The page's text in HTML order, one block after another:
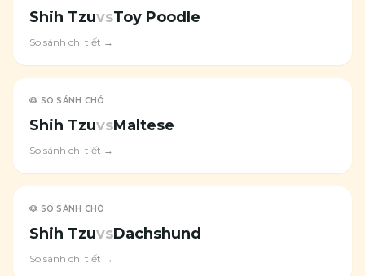
Shih TzuvsToy Poodle
So sánh chi tiết →
🐶 SO SÁNH CHÓ
Shih TzuvsMaltese
So sánh chi tiết →
🐶 SO SÁNH CHÓ
Shih TzuvsDachshund
So sánh chi tiết →